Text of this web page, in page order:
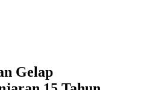
Gelap